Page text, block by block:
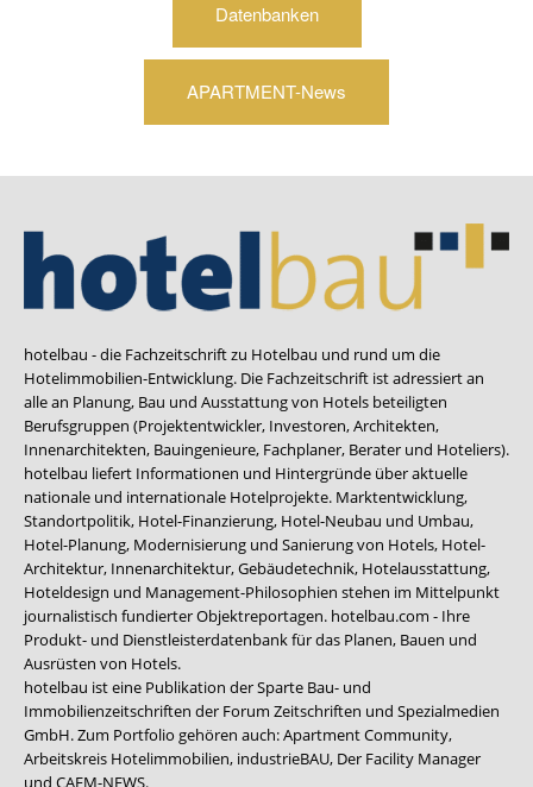
Datenbanken
APARTMENT-News
hotelbau - die Fachzeitschrift zu Hotelbau und rund um die
Hotelimmobilien-Entwicklung. Die Fachzeitschrift ist adressiert an
alle an Planung, Bau und Ausstattung von Hotels beteiligten
Berufsgruppen (Projektentwickler, Investoren, Architekten,
Innenarchitekten, Bauingenieure, Fachplaner, Berater und Hoteliers).
hotelbau liefert Informationen und Hintergründe über aktuelle
nationale und internationale Hotelprojekte. Marktentwicklung,
Standortpolitik, Hotel-Finanzierung, Hotel-Neubau und Umbau,
Hotel-Planung, Modernisierung und Sanierung von Hotels, Hotel-
Architektur, Innenarchitektur, Gebäudetechnik, Hotelausstattung,
Hoteldesign und Management-Philosophien stehen im Mittelpunkt
journalistisch fundierter Objektreportagen. hotelbau.com - Ihre
Produkt- und Dienstleisterdatenbank für das Planen, Bauen und
Ausrüsten von Hotels.
hotelbau ist eine Publikation der Sparte Bau- und
Immobilienzeitschriften der Forum Zeitschriften und Spezialmedien
GmbH. Zum Portfolio gehören auch:Apartment Community,
Arbeitskreis Hotelimmobilien, industrieBAU, Der Facility Manager
und CAFM-NEWS.